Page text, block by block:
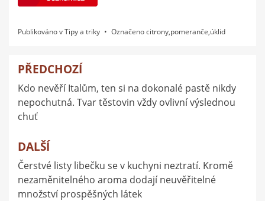
Publikováno vTipy a triky Označenocitrony,pomeranče,úklid
Navigace
pro
příspěvek
PŘEDCHOZÍ
Kdo nevěří Italům, ten si na dokonalé pastě nikdy
nepochutná. Tvar těstovin vždy ovlivní výslednou
chuť
DALŠÍ
Čerstvé listy libečku se v kuchyni neztratí. Kromě
nezaměnitelného aroma dodají neuvěřitelné
množství prospěšných látek